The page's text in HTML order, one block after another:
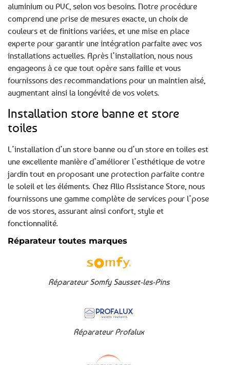
aluminium ou PVC, selon vos besoins. Notre procédure
comprend une prise de mesures exacte, un choix de
couleurs et de finitions variées, et une mise en place
experte pour garantir une intégration parfaite avec vos
installations actuelles. Après l’installation, nous nous
engageons à ce que tout opère sans faille et vous
fournissons des recommandations pour un maintien aisé,
augmentant ainsi la longévité de vos volets.
Installation store banne et store
toiles
L’installation d’un store banne ou d’un store en toiles est
une excellente manière d’améliorer l’esthétique de votre
jardin tout en proposant une protection parfaite contre
le soleil et les éléments. Chez Allo Assistance Store, nous
fournissons une gamme complète de services pour l’pose
de vos stores, assurant ainsi confort, style et
fonctionnalité.
Réparateur toutes marques
Réparateur Somfy Sausset-les-Pins
Réparateur Profalux